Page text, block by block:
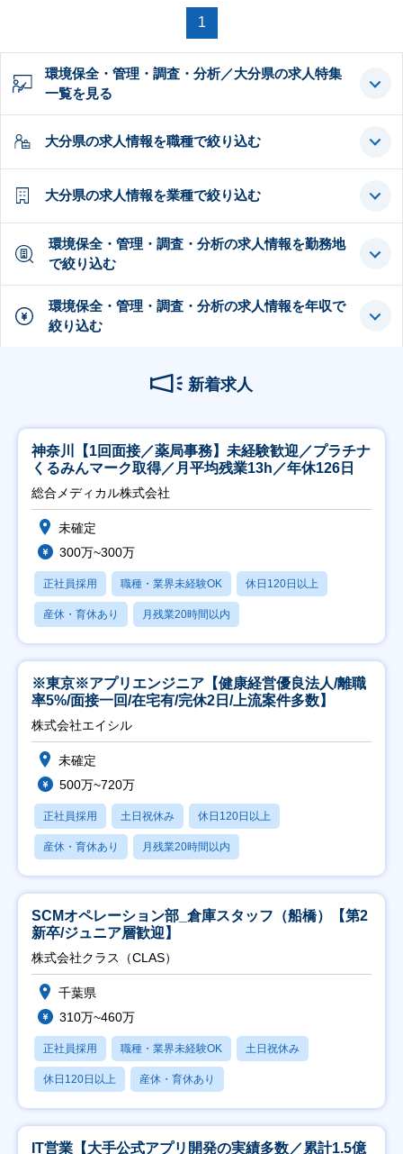
1
環境保全・管理・調査・分析／大分県の求人特集
一覧を見る
大分県の求人情報を職種で絞り込む
大分県の求人情報を業種で絞り込む
環境保全・管理・調査・分析の求人情報を勤務地
で絞り込む
環境保全・管理・調査・分析の求人情報を年収で
絞り込む
新着求人
神奈川【1回面接／薬局事務】未経験歓迎／プラチナ
くるみんマーク取得／月平均残業13h／年休126日
総合メディカル株式会社
未確定
300万~300万
正社員採用 職種・業界未経験OK 休日120日以上
産休・育休あり 月残業20時間以内
※東京※アプリエンジニア【健康経営優良法人/離職
率5%/面接一回/在宅有/完休2日/上流案件多数】
株式会社エイシル
未確定
500万~720万
正社員採用 土日祝休み 休日120日以上
産休・育休あり 月残業20時間以内
SCMオペレーション部_倉庫スタッフ（船橋）【第2
新卒/ジュニア層歓迎】
株式会社クラス（CLAS）
千葉県
310万~460万
正社員採用 職種・業界未経験OK 土日祝休み
休日120日以上 産休・育休あり
IT営業【大手公式アプリ開発の実績多数／累計1.5億